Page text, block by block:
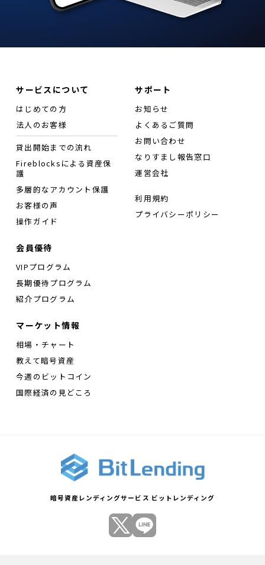
サービスについて
はじめての方
法人のお客様
貸出開始までの流れ
Fireblocksによる資産保
護
多層的なアカウント保護
お客様の声
操作ガイド
会員優待
VIPプログラム
長期優待プログラム
紹介プログラム
マーケット情報
相場・チャート
教えて暗号資産
今週のビットコイン
国際経済の見どころ
サポート
お知らせ
よくあるご質問
お問い合わせ
なりすまし報告窓口
運営会社
利用規約
プライバシーポリシー
暗号資産レンディングサービス ビットレンディング